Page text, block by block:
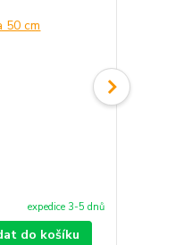
expedice 3-5 dnů
do košíku